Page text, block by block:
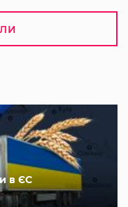
в ЄС